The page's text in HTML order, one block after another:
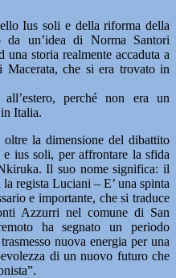
Ius soli e della riforma della
da un’idea di Norma Santori
storia realmente accaduta a
che si era trovato in
all’estero, perché non era un
Italia.
la dimensione del dibattito
ius soli, per affrontare la sfida
Il suo nome significa: il
regista Luciani – E’ una spinta
e importante, che si traduce
Azzurri nel comune di San
ha segnato un periodo
nuova energia per una
di un nuovo futuro che